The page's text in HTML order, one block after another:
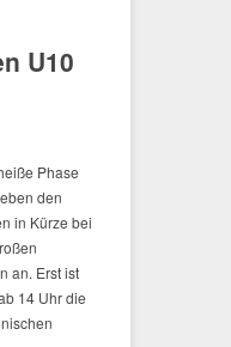
U10
Phase
den
in Kürze bei
an. Erst ist
14 Uhr die